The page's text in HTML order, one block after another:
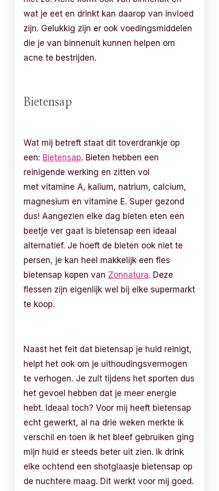
wat je eet en drinkt kan daarop van invloed
zijn. Gelukkig zijn er ook voedingsmiddelen
die je van binnenuit kunnen helpen om
acne te bestrijden.
Bietensap
Wat mij betreft staat dit toverdrankje op
een: Bietensap. Bieten hebben een
reinigende werking en zitten vol
met vitamine A, kalium, natrium, calcium,
magnesium en vitamine E. Super gezond
dus! Aangezien elke dag bieten eten een
beetje ver gaat is bietensap een ideaal
alternatief. Je hoeft de bieten ook niet te
persen, je kan heel makkelijk een fles
bietensap kopen van Zonnatura. Deze
flessen zijn eigenlijk wel bij elke supermarkt
te koop.
Naast het feit dat bietensap je huid reinigt,
helpt het ook om je uithoudingsvermogen
te verhogen. Je zult tijdens het sporten dus
het gevoel hebben dat je meer energie
hebt. Ideaal toch? Voor mij heeft bietensap
echt gewerkt, al na drie weken merkte ik
verschil en toen ik het bleef gebruiken ging
mijn huid er steeds beter uit zien. Ik drink
elke ochtend een shotglaasje bietensap op
de nuchtere maag. Dit werkt voor mij goed.